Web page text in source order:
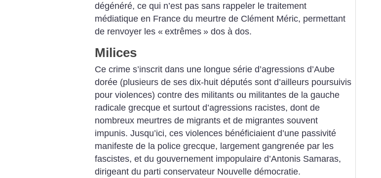
dégénéré, ce qui n’est pas sans rappeler le traitement
médiatique en France du meurtre de Clément Méric, permettant
de renvoyer les « extrêmes » dos à dos.
Milices
Ce crime s’inscrit dans une longue série d’agressions d’Aube
dorée (plusieurs de ses dix-huit députés sont d’ailleurs poursuivis
pour violences) contre des militants ou militantes de la gauche
radicale grecque et surtout d’agressions racistes, dont de
nombreux meurtres de migrants et de migrantes souvent
impunis. Jusqu’ici, ces violences bénéficiaient d’une passivité
manifeste de la police grecque, largement gangrenée par les
fascistes, et du gouvernement impopulaire d’Antonis Samaras,
dirigeant du parti conservateur Nouvelle démocratie.